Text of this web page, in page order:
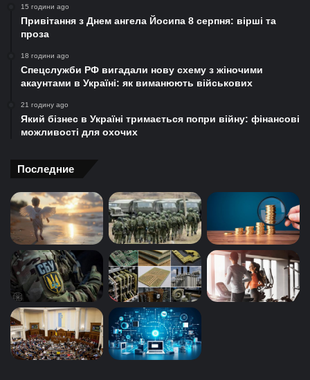
15 години ago
Привітання з Днем ангела Йосипа 8 серпня: вірші та
проза
18 години ago
Спецслужби РФ вигадали нову схему з жіночими
акаунтами в Україні: як виманюють військових
21 годину ago
Який бізнес в Україні тримається попри війну: фінансові
можливості для охочих
Последние